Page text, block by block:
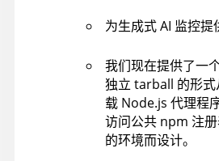
为生成式 AI 监控提
我们现在提供了一
独立 tarball 的形式
载 Node.js 代理程
访问公共 npm 注
的环境而设计。